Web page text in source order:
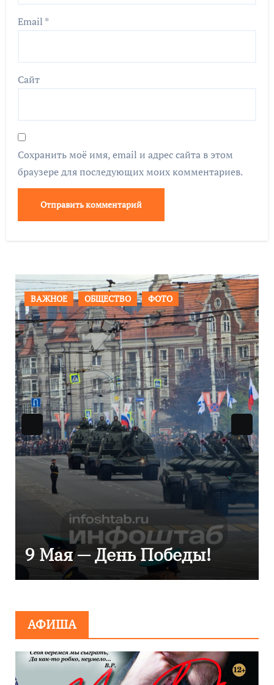
Email *
Сайт
Сохранить моё имя, email и адрес сайта в этом
браузере для последующих моих комментариев.
ВАЖНОЕ ОБЩЕСТВО ФОТО
Уникальное северное
сияние запечатлели над
Балтикой
АФИША